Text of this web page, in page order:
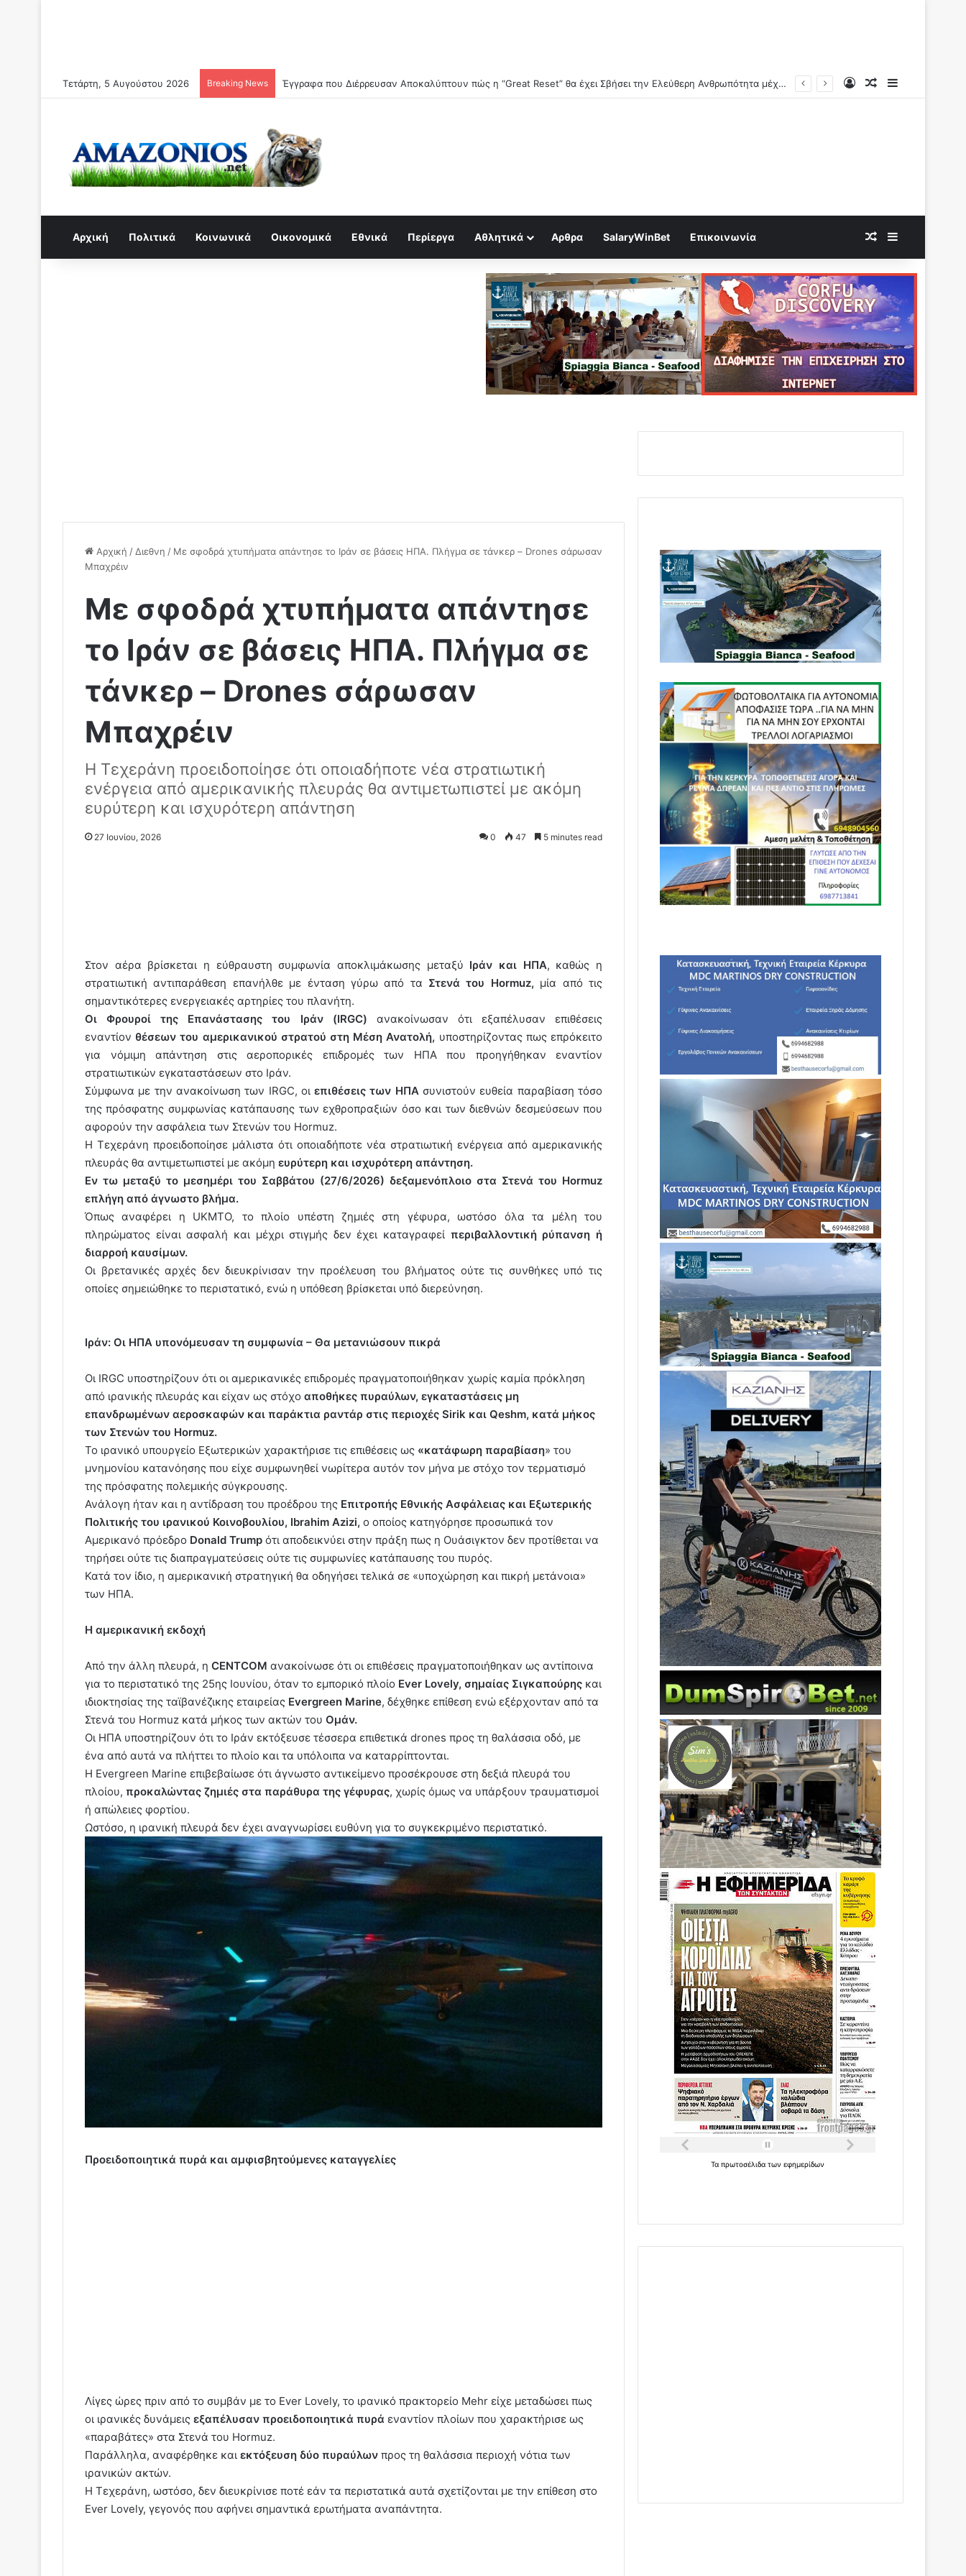
Τετάρτη, 5 Αυγούστου 2026 Breaking News Ν.Αντωνιάδης: Γνώριζαν τι συνέβαινε..Η πραγματική αιτία των αιφνίδιων θανάτων θα βεβαιώνεται και ερχονται οι μέγιστες ποινές!! Log InRandom Article
Αρχική Πολιτικά Κοινωνικά Οικονομικά Εθνικά Περίεργα Αθλητικά Αρθρα SalaryWinBet Επικοινωνία Random Article
Αρχική / Διεθνη / Με σφοδρά χτυπήματα απάντησε το Ιράν σε βάσεις ΗΠΑ. Πλήγμα σε τάνκερ – Drones σάρωσαν
Μπαχρέιν
Με σφοδρά χτυπήματα απάντησε
το Ιράν σε βάσεις ΗΠΑ. Πλήγμα σε
τάνκερ – Drones σάρωσαν
Μπαχρέιν
Η Τεχεράνη προειδοποίησε ότι οποιαδήποτε νέα στρατιωτική
ενέργεια από αμερικανικής πλευράς θα αντιμετωπιστεί με ακόμη
ευρύτερη και ισχυρότερη απάντηση
27 Ιουνίου, 2026 0 47 5 minutes read
Στον αέρα βρίσκεται η εύθραυστη συμφωνία αποκλιμάκωσης μεταξύ Ιράν και ΗΠΑ, καθώς η
στρατιωτική αντιπαράθεση επανήλθε με ένταση γύρω από τα Στενά του Hormuz, μία από τις
σημαντικότερες ενεργειακές αρτηρίες του πλανήτη.
Οι Φρουροί της Επανάστασης του Ιράν (IRGC) ανακοίνωσαν ότι εξαπέλυσαν επιθέσεις
εναντίον θέσεων του αμερικανικού στρατού στη Μέση Ανατολή, υποστηρίζοντας πως επρόκειτο
για νόμιμη απάντηση στις αεροπορικές επιδρομές των ΗΠΑ που προηγήθηκαν εναντίον
στρατιωτικών εγκαταστάσεων στο Ιράν.
Σύμφωνα με την ανακοίνωση των IRGC, οιεπιθέσεις των ΗΠΑ συνιστούν ευθεία παραβίαση τόσο
της πρόσφατης συμφωνίας κατάπαυσης των εχθροπραξιών όσο και των διεθνών δεσμεύσεων που
αφορούν την ασφάλεια των Στενών του Hormuz.
Η Τεχεράνη προειδοποίησε μάλιστα ότι οποιαδήποτε νέα στρατιωτική ενέργεια από αμερικανικής
πλευράς θα αντιμετωπιστεί με ακόμη ευρύτερη και ισχυρότερη απάντηση.
Εν τω μεταξύ το μεσημέρι του Σαββάτου (27/6/2026) δεξαμενόπλοιο στα Στενά του Hormuz
επλήγη από άγνωστο βλήμα.
Όπως αναφέρει η UKMTO, το πλοίο υπέστη ζημιές στη γέφυρα, ωστόσο όλα τα μέλη του
πληρώματος είναι ασφαλή και μέχρι στιγμής δεν έχει καταγραφεί περιβαλλοντική ρύπανση ή
διαρροή καυσίμων.
Οι βρετανικές αρχές δεν διευκρίνισαν την προέλευση του βλήματος ούτε τις συνθήκες υπό τις
οποίες σημειώθηκε το περιστατικό, ενώ η υπόθεση βρίσκεται υπό διερεύνηση.
Ιράν: Οι ΗΠΑ υπονόμευσαν τη συμφωνία – Θα μετανιώσουν πικρά
Οι IRGC υποστηρίζουν ότι οι αμερικανικές επιδρομές πραγματοποιήθηκαν χωρίς καμία πρόκληση
από ιρανικής πλευράς και είχαν ως στόχο αποθήκες πυραύλων, εγκαταστάσεις μη
επανδρωμένων αεροσκαφών και παράκτια ραντάρ στις περιοχές Sirik και Qeshm, κατά μήκος
των Στενών του Hormuz.
Το ιρανικό υπουργείο Εξωτερικών χαρακτήρισε τις επιθέσεις ως «κατάφωρη παραβίαση» του
μνημονίου κατανόησης που είχε συμφωνηθεί νωρίτερα αυτόν τον μήνα με στόχο τον τερματισμό
της πρόσφατης πολεμικής σύγκρουσης.
Ανάλογη ήταν και η αντίδραση του προέδρου της Επιτροπής Εθνικής Ασφάλειας και Εξωτερικής
Πολιτικής του ιρανικού Κοινοβουλίου, Ibrahim Azizi, ο οποίος κατηγόρησε προσωπικά τον
Αμερικανό πρόεδρο Donald Trump ότι αποδεικνύει στην πράξη πως η Ουάσιγκτον δεν προτίθεται να
τηρήσει ούτε τις διαπραγματεύσεις ούτε τις συμφωνίες κατάπαυσης του πυρός.
Κατά τον ίδιο, η αμερικανική στρατηγική θα οδηγήσει τελικά σε «υποχώρηση και πικρή μετάνοια»
των ΗΠΑ.
Η αμερικανική εκδοχή
Από την άλλη πλευρά, η CENTCOM ανακοίνωσε ότι οι επιθέσεις πραγματοποιήθηκαν ως αντίποινα
για το περιστατικό της 25ης Ιουνίου, όταν το εμπορικό πλοίο Ever Lovely, σημαίας Σιγκαπούρης και
ιδιοκτησίας της ταϊβανέζικης εταιρείας Evergreen Marine, δέχθηκε επίθεση ενώ εξέρχονταν από τα
Στενά του Hormuz κατά μήκος των ακτών του Ομάν.
Οι ΗΠΑ υποστηρίζουν ότι το Ιράν εκτόξευσε τέσσερα επιθετικά drones προς τη θαλάσσια οδό, με
ένα από αυτά να πλήττει το πλοίο και τα υπόλοιπα να καταρρίπτονται.
Η Evergreen Marine επιβεβαίωσε ότι άγνωστο αντικείμενο προσέκρουσε στη δεξιά πλευρά του
πλοίου, προκαλώντας ζημιές στα παράθυρα της γέφυρας, χωρίς όμως να υπάρξουν τραυματισμοί
ή απώλειες φορτίου.
Ωστόσο, η ιρανική πλευρά δεν έχει αναγνωρίσει ευθύνη για το συγκεκριμένο περιστατικό.
Προειδοποιητικά πυρά και αμφισβητούμενες καταγγελίες
Λίγες ώρες πριν από το συμβάν με το Ever Lovely, το ιρανικό πρακτορείο Mehr είχε μεταδώσει πως
οι ιρανικές δυνάμεις εξαπέλυσαν προειδοποιητικά πυρά εναντίον πλοίων που χαρακτήρισε ως
«παραβάτες» στα Στενά του Hormuz.
Παράλληλα, αναφέρθηκε και εκτόξευση δύο πυραύλων προς τη θαλάσσια περιοχή νότια των
ιρανικών ακτών.
Η Τεχεράνη, ωστόσο, δεν διευκρίνισε ποτέ εάν τα περιστατικά αυτά σχετίζονται με την επίθεση στο
Ever Lovely, γεγονός που αφήνει σημαντικά ερωτήματα αναπάντητα.
Ταπρωτοσέλιδατωνεφημερίδων